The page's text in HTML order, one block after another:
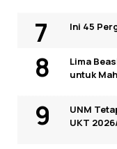
Ini 45
Lima
untuk
UNM
UKT